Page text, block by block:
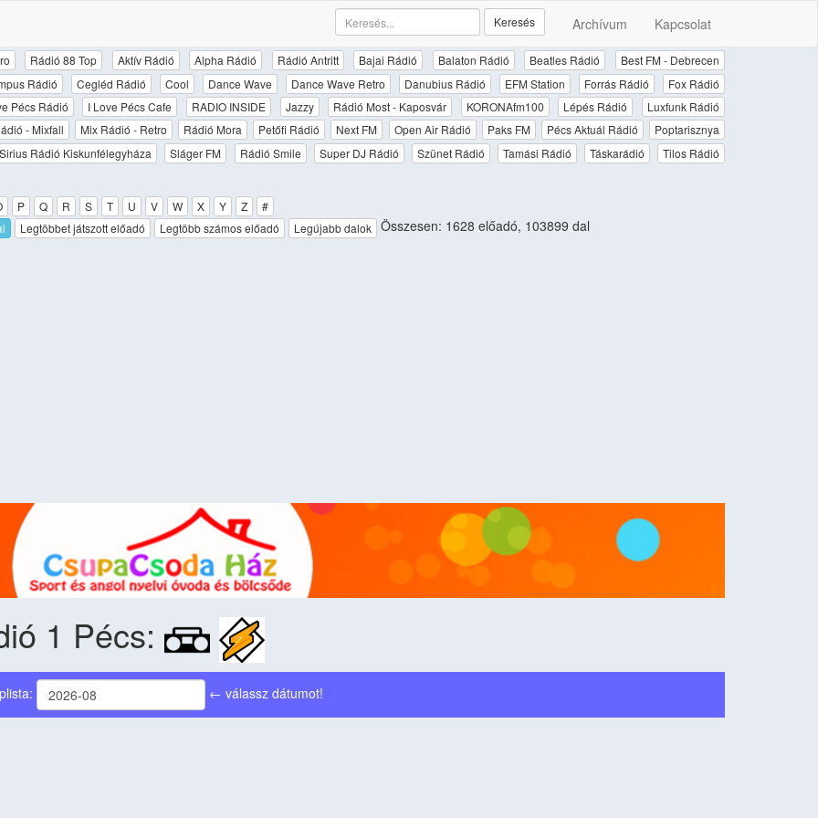
Archívum Kapcsolat
Keresés
Rádió 88 Top Aktív Rádió Alpha Rádió Rádió Antritt Bajai Rádió Balaton Rádió Beatles Rádió
Best FM - Debrecen
Rádió Cegléd Rádió Cool Dance Wave Dance Wave Retro Danubius Rádió EFM Station Forrás Rádió
Fox Rádió
Pécs Rádió I Love Pécs Cafe RADIO INSIDE Jazzy Rádió Most - Kaposvár KORONAfm100 Lépés Rádió
Luxfunk Rádió
- Mixfall Mix Rádió - Retro Rádió Mora Petőfi Rádió Next FM Open Air Rádió Paks FM Pécs Aktuál Rádió
Poptarisznya
Sirius Rádió Kiskunfélegyháza Sláger FM Rádió Smile Super DJ Rádió Szünet Rádió Tamási Rádió Táskarádió
Tilos Rádió
P Q R S T U V W X Y Z
#
Legtöbbet játszott előadó Legtöbb számos előadó Legújabb dalok Összesen: 1628 előadó, 103899 dal
1 Pécs:
← válassz dátumot!